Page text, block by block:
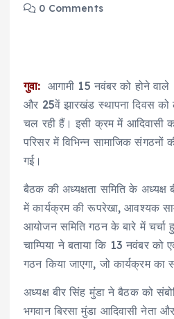
0 Comments
गुवा: आगामी 15 नवंबर को होने
और 25वें झारखंड स्थापना दिवस को
चल रही हैं। इसी क्रम में आदिवासी
परिसर में विभिन्न सामाजिक
गई।
बैठक की अध्यक्षता समिति के
में कार्यक्रम की रूपरेखा, आवश्यक
आयोजन समिति गठन के बारे में चर्चा
चाम्पिया ने बताया कि 13 नवंबर
गठन किया जाएगा, जो कार्यक्रम का
अध्यक्ष बीर सिंह मुंडा ने बैठक को
भगवान बिरसा मुंडा आदिवासी नेता